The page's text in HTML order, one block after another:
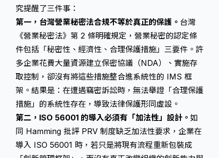
究提醒了三件事：
第一，台灣營業秘密法合規不等於真正的保護。 台灣
《營業秘密法》第 2 條明確規定，營業秘密的認定條
件包括「秘密性、經濟性、合理保護措施」三要件。許
多企業花費大量資源建立保密協議（NDA）、實施存
取控制，卻沒有將這些措施整合進系統性的 IMS 框
架。結果是：在遭遇竊密訴訟時，無法舉證「合理保護
措施」的系統性存在，導致法律保護形同虛設。
第二，ISO 56001 的導入必須有「加法性」設計。 如
同 Hamming 批評 PRV 制度缺乏加法性要求，企業在
導入 ISO 56001 時，若只是將現有流程重新包裝成